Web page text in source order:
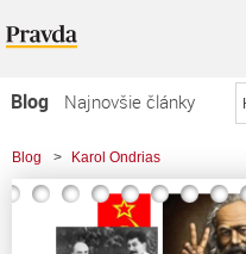
Blog
Najnovšie články
Najčítanejšie články
Najkomentovanejšie články
Zoznam blogov
Blog > Karol Ondrias
> Seriál BBC: Stratený svet